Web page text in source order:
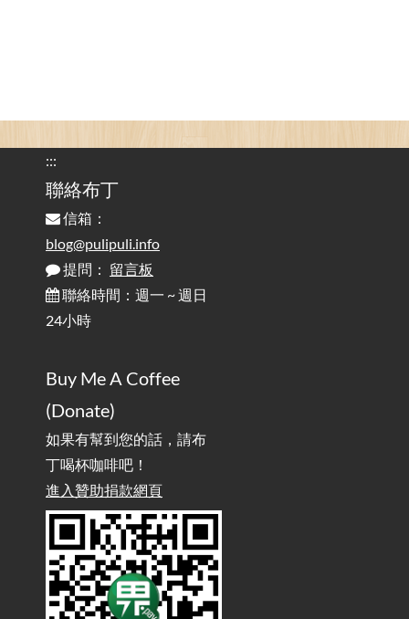
實作相容OpenAI API，但背後不是OpenAI的API服
務 / Implementing OpenAI API-Compatible Services, But Not
Powered by OpenAI
雜談：生活小技巧之用魔鬼氈避免機車鑰匙脫落吧
/ Talk: Use Velcro to Prevent Your Motorcycle Key From Falling
Home Is More Than Just an Ad Blocker
:::
聯絡布丁
信箱：
blog@pulipuli.info
提問： 留言板
聯絡時間：週一 ~ 週日
24小時
Buy Me A Coffee
(Donate)
如果有幫到您的話，請布
丁喝杯咖啡吧！
進入贊助捐款網頁